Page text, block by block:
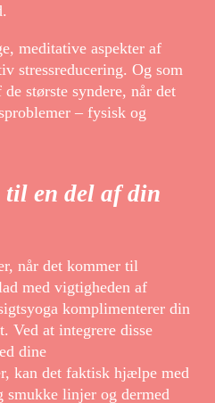
meditative aspekter af
stressreducering. Og som
største syndere, når det
– fysisk og
til en del af din
når det kommer til
med vigtigheden af
komplimenterer din
Ved at integrere disse
dine
kan det faktisk hjælpe med
smukke linjer og dermed